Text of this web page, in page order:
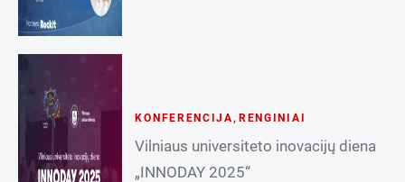
KONFERENCIJA , RENGINIAI
Vilniaus universiteto inovacijų diena
„INNODAY 2025“